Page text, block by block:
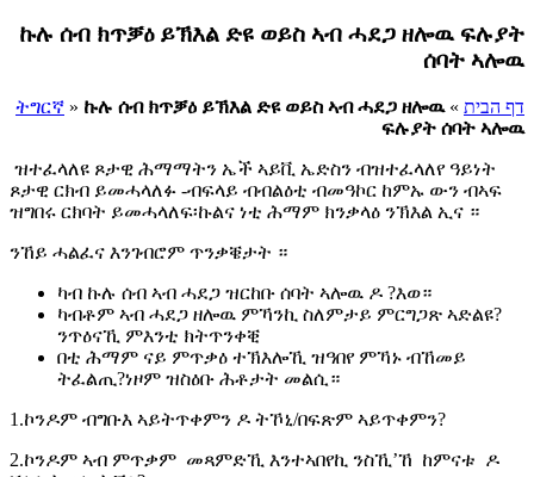
ኩሉ ሰብ ክጥቓዕ ይኽእል ድዩ ወይስ ኣብ ሓደጋ ዘሎዉ ፍሉያት
ሰባት ኣሎዉ
דף הבית »
ትግርኛ » ኩሉ ሰብ ክጥቓዕ ይኽእል ድዩ ወይስ ኣብ ሓደጋ ዘሎዉ
ፍሉያት ሰባት ኣሎዉ
ዝተፈላለዩ ጾታዊ ሕማማትን ኤች ኣይቪ ኤድስን ብዝተፈላለየ ዓይነት
ጾታዊ ርክብ ይመሓላለፉ -ብፍላይ ብብልዕቲ ብመዓኮር ከምኡ ውን ብኣፍ
ዝግበሩ ርክባት ይመሓላለፍ፡ኩልና ነቲ ሕማም ክንቃላዕ ንኽእል ኢና ።
ንኸይ ሓልፈና እንገብሮም ጥንቃቔታት ።
ካብ ኩሉ ሰብ ኣብ ሓደጋ ዝርከቡ ሰባት ኣሎዉ ዶ ?እወ።
ካብቶም ኣብ ሓደጋ ዘሎዉ ምኻንኪ ስለምታይ ምርግጋጽ ኣድልዩ?
ንጥዕናኺ ምእንቲ ክትጥንቀቒ
በቲ ሕማም ናይ ምጥቃዕ ተኽእሎኺ ዝዓበየ ምኻኑ ብኸመይ
ትፈልጢ?ነዞም ዝስዕቡ ሕቶታት መልሲ።
1.ኮንዶም ብግቡእ ኣይትጥቀምን ዶ ትኾኒ/በፍጽም ኣይጥቀምን?
2.ኮንዶም ኣብ ምጥቃም መጻምድኺ እንተኣበየኪ ንስኺ’ኸ ከምናቱ ዶ